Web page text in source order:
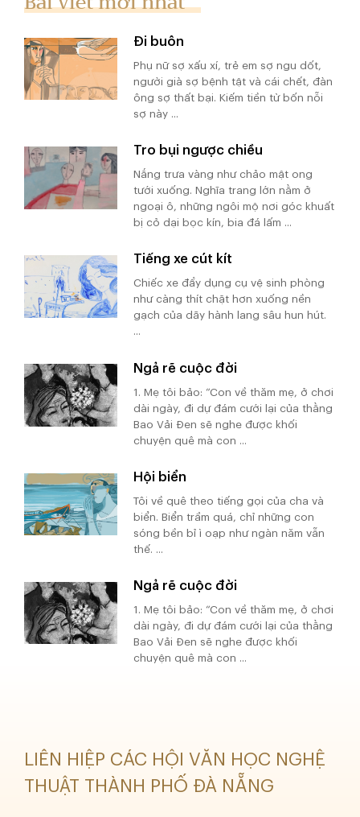
Đi buôn
Phụ nữ sợ xấu xí, trẻ em sợ ngu dốt,
người già sợ bệnh tật và cái chết, đàn
ông sợ thất bại. Kiếm tiền từ bốn nỗi
sợ này ...
Tro bụi ngược chiều
Nắng trưa vàng như chảo mật ong
tưới xuống. Nghĩa trang lớn nằm ở
ngoại ô, những ngôi mộ nơi góc khuất
bị cỏ dại bọc kín, bia đá lấm ...
Tiếng xe cút kít
Chiếc xe đẩy dụng cụ vệ sinh phòng
như càng thít chặt hơn xuống nền
gạch của dãy hành lang sâu hun hút.
...
Ngả rẽ cuộc đời
1. Mẹ tôi bảo: “Con về thăm mẹ, ở chơi
dài ngày, đi dự đám cưới lại của thằng
Bao Vải Đen sẽ nghe được khối
chuyện quê mà con ...
Hội biển
Tôi về quê theo tiếng gọi của cha và
biển. Biển trầm quá, chỉ những con
sóng bền bỉ ì oạp như ngàn năm vẫn
thế. ...
Ngả rẽ cuộc đời
1. Mẹ tôi bảo: “Con về thăm mẹ, ở chơi
dài ngày, đi dự đám cưới lại của thằng
Bao Vải Đen sẽ nghe được khối
chuyện quê mà con ...
LIÊN HIỆP CÁC HỘI VĂN HỌC NGHỆ
THUẬT THÀNH PHỐ ĐÀ NẴNG